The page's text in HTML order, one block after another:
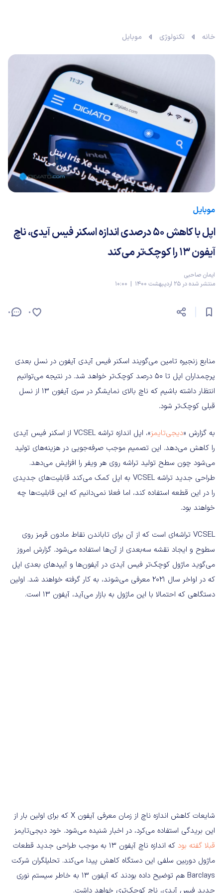
خانه تکنولوژی موبایل
موبایل
اپل با کاهش ۵۰ درصدی اندازه اسکنر فیس آیدی، ناچ
آیفون ۱۳ را کوچک‌تر می‌کند
ایمان صاحبی
منتشر شده در 25 اردیبهشت 1400 | 10:00
0 0
منابع زنجیره تامین می‌گویند اسکنر فیس آیدی آیفون در نسل بعدی
پرچمداران اپل تا ۵۰ درصد کوچک‌تر خواهد شد. در نتیجه می‌توانیم
انتظار داشته باشیم که ناچ بالای نمایشگر در سری آیفون ۱۳ از نسل
قبلی کوچک‌تر شود.
به گزارش «دیجی‌تایمز
»، اپل اندازه تراشه VCSEL از اسکنر فیس آیدی
را کاهش می‌دهد. این تصمیم موجب صرفه‌جویی در هزینه‌های تولید
می‌شود چون سطح تولید تراشه روی هر ویفر را افزایش می‌دهد.
طراحی جدید تراشه VCSEL به اپل کمک می‌کند قابلیت‌های جدیدی
را در این قطعه استفاده کند، اما فعلا نمی‌دانیم که این قابلیت‌ها چه
خواهند بود.
VCSEL تراشه‌ای است که از آن برای تاباندن نقاط مادون قرمز روی
سطوح و ایجاد نقشه سه‌بعدی از آن‌ها استفاده می‌شود. گزارش امروز
می‌گوید ماژول کوچک‌تر فیس آیدی در آیفون‌ها و آیپدهای بعدی اپل
که در اواخر سال ۲۰۲۱ معرفی می‌شوند، به کار گرفته خواهند شد. اولین
دستگاهی که احتمالا با این ماژول به بازار می‌آید، آیفون ۱۳ است.
شایعات کاهش اندازه ناچ از زمان معرفی آیفون X که برای اولین بار از
این بریدگی استفاده می‌کرد، در اخبار شنیده می‌شود. خود دیجی‌تایمز
قبلا گفته بود
که اندازه ناچ آیفون ۱۳ به موجب طراحی جدید قطعات
ماژول دوربین سلفی این دستگاه کاهش پیدا می‌کند. تحلیلگران شرکت
Barclays هم توضیح داده بودند که آیفون ۱۳ به خاطر سیستم نوری
جدید فیس آیدی، ناچ کوچک‌تری خواهد داشت.